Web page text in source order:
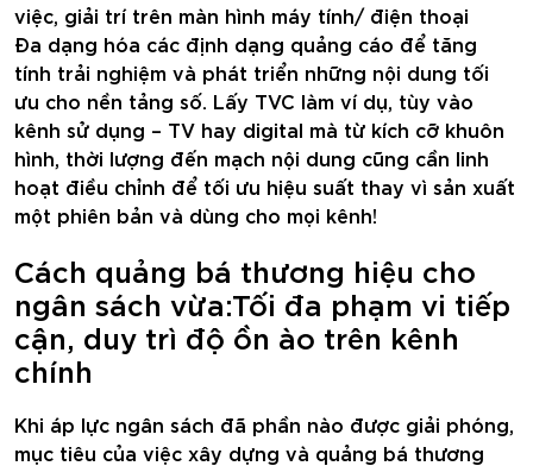
việc, giải trí trên màn hình máy tính/ điện thoại
Đa dạng hóa các định dạng quảng cáo để tăng
tính trải nghiệm và phát triển những nội dung tối
ưu cho nền tảng số. Lấy TVC làm ví dụ, tùy vào
kênh sử dụng – TV hay digital mà từ kích cỡ khuôn
hình, thời lượng đến mạch nội dung cũng cần linh
hoạt điều chỉnh để tối ưu hiệu suất thay vì sản xuất
một phiên bản và dùng cho mọi kênh!
Cách quảng bá thương hiệu cho
ngân sách vừa:Tối đa phạm vi tiếp
cận, duy trì độ ồn ào trên kênh
chính
Khi áp lực ngân sách đã phần nào được giải phóng,
mục tiêu của việc xây dựng và quảng bá thương